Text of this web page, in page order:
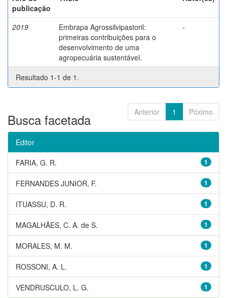
publicação
2019
Embrapa Agrossilvipastoril:
primeiras contribuições para o
desenvolvimento de uma
agropecuária sustentável.
-
Resultado 1-1 de 1.
Anterior 1 Póximo
Busca facetada
Editor
1
FARIA, G. R.
1
FERNANDES JUNIOR, F.
1
ITUASSU, D. R.
1
MAGALHÃES, C. A. de S.
1
MORALES, M. M.
1
ROSSONI, A. L.
1
VENDRUSCULO, L. G.